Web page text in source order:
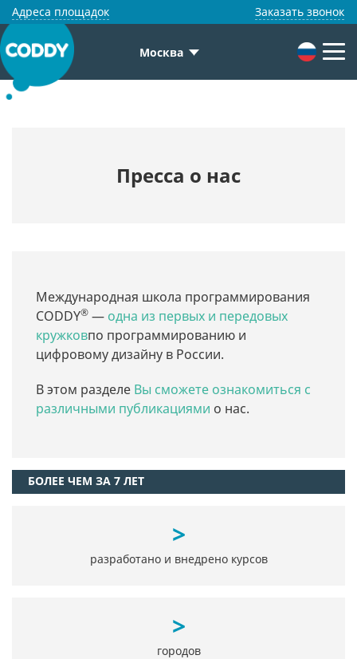
Адреса площадок Заказать звонок
Москва
Пресса о нас
Международная школа программирования
CODDY® — одна из первых и передовых
кружковпо программированию и
цифровому дизайну в России.
В этом разделе Вы сможете ознакомиться с
различными публикациями о нас.
БОЛЕЕ ЧЕМ ЗА 7 ЛЕТ
>
разработано и внедрено курсов
>
городов